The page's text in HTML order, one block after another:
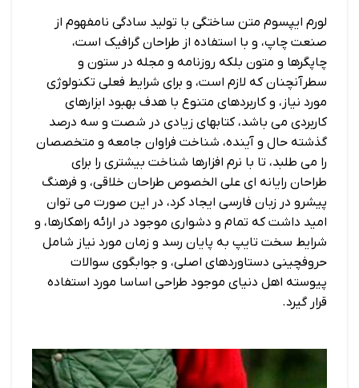
لورم ایپسوم متن ساختگی با تولید سادگی نامفهوم از
صنعت چاپ، و با استفاده از طراحان گرافیک است،
چاپگرها و متون بلکه روزنامه و مجله در ستون و
سطرآنچنان که لازم است، و برای شرایط فعلی تکنولوژی
مورد نیاز، و کاربردهای متنوع با هدف بهبود ابزارهای
کاربردی می باشد، کتابهای زیادی در شصت و سه درصد
گذشته حال و آینده، شناخت فراوان جامعه و متخصصان
را می طلبد، تا با نرم افزارها شناخت بیشتری را برای
طراحان رایانه ای علی الخصوص طراحان خلاقی، و فرهنگ
پیشرو در زبان فارسی ایجاد کرد، در این صورت می توان
امید داشت که تمام و دشواری موجود در ارائه راهکارها، و
شرایط سخت تایپ به پایان رسد و زمان مورد نیاز شامل
حروفچینی دستاوردهای اصلی، و جوابگوی سوالات
پیوسته اهل دنیای موجود طراحی اساسا مورد استفاده
قرار گیرد.